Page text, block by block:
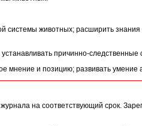
системы животных; расширить
причинно-
мнение и позицию; развивать умение
на соответствующий срок.